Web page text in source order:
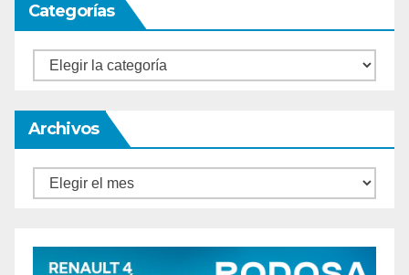
Categorías
Categorías
Archivos
Archivos